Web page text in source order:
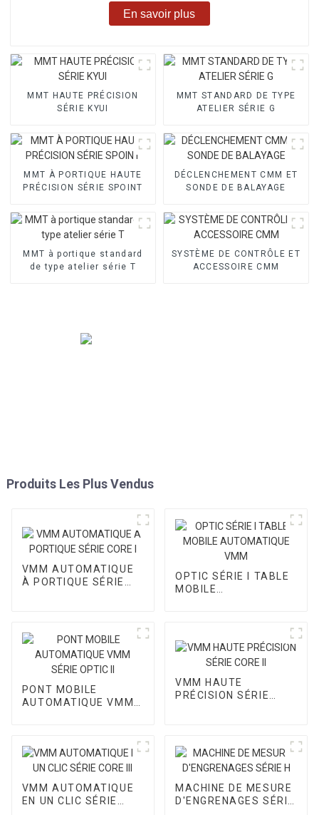
En savoir plus
MMT HAUTE PRÉCISION
SÉRIE KYUI
MMT STANDARD DE TYPE
ATELIER SÉRIE G
MMT À PORTIQUE HAUTE
PRÉCISION SÉRIE SPOINT
DÉCLENCHEMENT CMM ET
SONDE DE BALAYAGE
MMT à portique standard
de type atelier série T
SYSTÈME DE CONTRÔLE ET
ACCESSOIRE CMM
Produits Les Plus Vendus
VMM AUTOMATIQUE
À PORTIQUE SÉRIE
OPTIC SÉRIE I TABLE
MOBILE
PONT MOBILE
AUTOMATIQUE VMM
VMM HAUTE
PRÉCISION SÉRIE
VMM AUTOMATIQUE
EN UN CLIC SÉRIE
MACHINE DE MESURE
D'ENGRENAGES SÉRIE